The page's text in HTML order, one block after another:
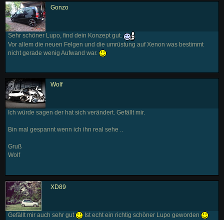
Gonzo
Sehr schöner Lupo, find dein Konzept gut.
Vor allem die neuen Felgen und die umrüstung auf Xenon was bestimmt
nicht gerade wenig Aufwand war.
Wolf
Ich würde sagen der hat sich verändert. Gefällt mir.
Bin mal gespannt wenn ich ihn real sehe ..
Gruß
Wolf
XD89
Gefällt mir auch sehr gut Ist echt ein richtig schöner Lupo geworden